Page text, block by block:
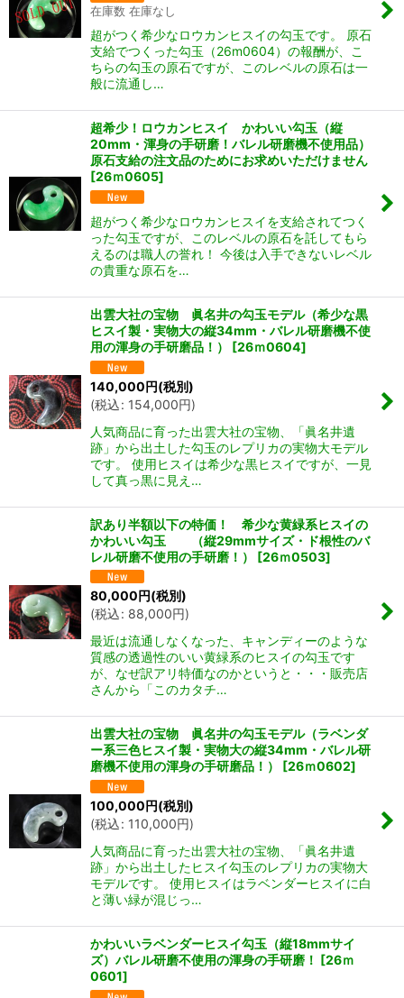
在庫数 在庫なし
超がつく希少なロウカンヒスイの勾玉です。 原石
支給でつくった勾玉（26m0604）の報酬が、こ
ちらの勾玉の原石ですが、このレベルの原石は一
般に流通し…
超希少！ロウカンヒスイ かわいい勾玉（縦
20mm・渾身の手研磨！バレル研磨機不使用品）
原石支給の注文品のためにお求めいただけません
[26ｍ0605]
超がつく希少なロウカンヒスイを支給されてつく
った勾玉ですが、このレベルの原石を託してもら
えるのは職人の誉れ！ 今後は入手できないレベル
の貴重な原石を…
出雲大社の宝物 眞名井の勾玉モデル（希少な黒
ヒスイ製・実物大の縦34mm・バレル研磨機不使
用の渾身の手研磨品！）
[26ｍ0604]
140,000円(税別)
(税込: 154,000円)
人気商品に育った出雲大社の宝物、「眞名井遺
跡」から出土した勾玉のレプリカの実物大モデル
です。 使用ヒスイは希少な黒ヒスイですが、一見
して真っ黒に見え…
訳あり半額以下の特価！ 希少な黄緑系ヒスイの
かわいい勾玉 （縦29mmサイズ・ド根性のバ
レル研磨不使用の手研磨！）
[26ｍ0503]
80,000円(税別)
(税込: 88,000円)
最近は流通しなくなった、キャンディーのような
質感の透過性のいい黄緑系のヒスイの勾玉です
が、なぜ訳アリ特価なのかというと・・・販売店
さんから「このカタチ…
出雲大社の宝物 眞名井の勾玉モデル（ラベンダ
ー系三色ヒスイ製・実物大の縦34mm・バレル研
磨機不使用の渾身の手研磨品！）
[26ｍ0602]
100,000円(税別)
(税込: 110,000円)
人気商品に育った出雲大社の宝物、「眞名井遺
跡」から出土したヒスイ勾玉のレプリカの実物大
モデルです。 使用ヒスイはラベンダーヒスイに白
と薄い緑が混じっ…
かわいいラベンダーヒスイ勾玉（縦18mmサイ
ズ）バレル研磨不使用の渾身の手研磨！ [26ｍ
0601]